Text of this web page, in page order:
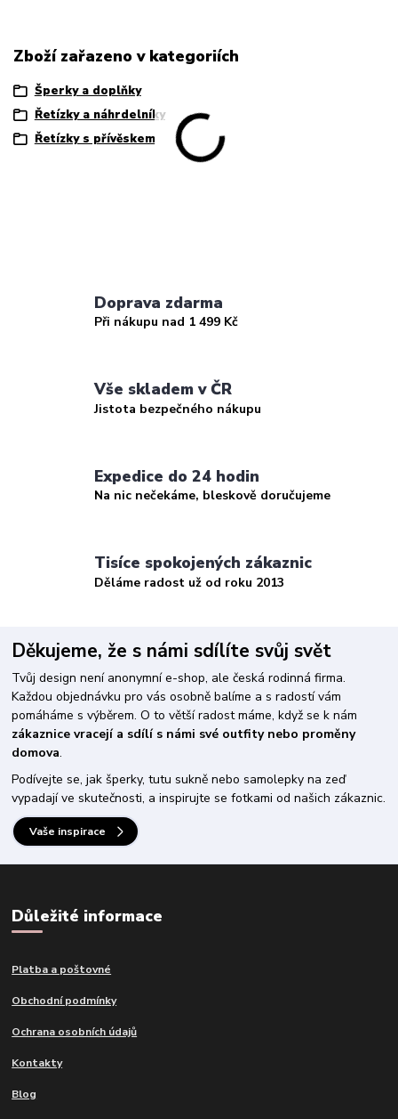
Zboží zařazeno v kategoriích
Šperky a doplňky
Řetízky a náhrdelníky
Řetízky s přívěskem
Doprava zdarma
Při nákupu nad 1 499 Kč
Vše skladem v ČR
Jistota bezpečného nákupu
Expedice do 24 hodin
Na nic nečekáme, bleskově doručujeme
Tisíce spokojených zákaznic
Děláme radost už od roku 2013
Děkujeme, že s námi sdílíte svůj svět
Tvůj design není anonymní e-shop, ale česká rodinná firma.
Každou objednávku pro vás osobně balíme a s radostí vám
pomáháme s výběrem. O to větší radost máme, když se k nám
zákaznice vracejí a sdílí s námi své outfity nebo proměny
domova.
Podívejte se, jak šperky, tutu sukně nebo samolepky na zeď
vypadají ve skutečnosti, a inspirujte se fotkami od našich zákaznic.
Vaše inspirace
Důležité informace
Platba a poštovné
Obchodní podmínky
Ochrana osobních údajů
Kontakty
Blog